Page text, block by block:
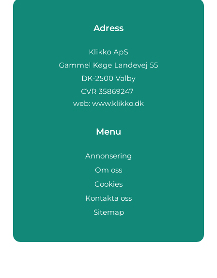
Adress
web: www.klikko.dk
Menu
Annonsering
Om oss
Cookies
Kontakta oss
Sitemap